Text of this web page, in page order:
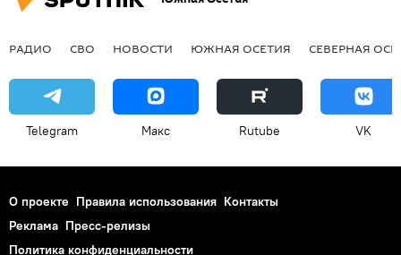
РАДИО СВО НОВОСТИ ЮЖНАЯ ОСЕТИЯ СЕВЕРНАЯ
Telegram Макс Rutube VK
О проекте Правила использования Контакты
Реклама Пресс-релизы
Политика конфиденциальности